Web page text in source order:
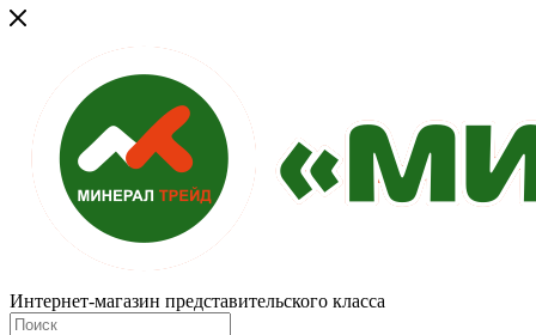
Интернет-магазин представительского класса